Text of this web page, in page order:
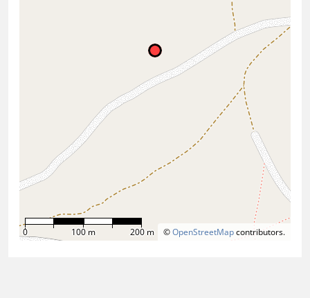
©OpenStreetMapcontributors.
0 100 m 200 m